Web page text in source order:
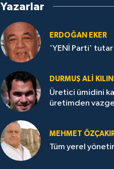
Yazarlar
ERDOĞAN EKER
'YENİ Parti' tutar
DURMUŞ ALI
Üretici ümidini
üretimden
MEHMET
Tüm yerel